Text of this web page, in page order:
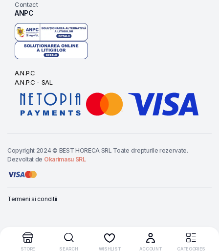
CASEROLA
NEAGRA
Cere oferta
Contact
ANPC
A.N.P.C
A.N.P.C - SAL
Copyright 2024 © BEST HORECA SRL Toate drepturile rezervate.
Dezvoltat de Okarimasu SRL
Termeni si conditii
STORE SEARCH WISHLIST ACCOUNT CATEGORIES